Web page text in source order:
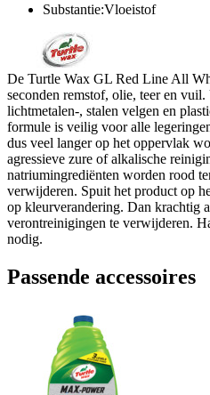
Substantie:Vloeistof
De Turtle Wax GL Red Line All
seconden remstof, olie, teer en
lichtmetalen-, stalen velgen en
formule is veilig voor alle
dus veel langer op het oppervlak
agressieve zure of alkalische
natriumingrediënten worden rood
verwijderen. Spuit het product op
op kleurverandering. Dan krachtig
verontreinigingen te verwijderen.
nodig.
Passende accessoires